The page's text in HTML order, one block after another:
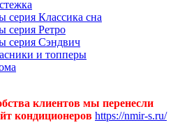
серия Классика сна
серия Ретро
серия Сэндвич
и топперы
клиентов мы перенесли
кондиционеров https://nmir-s.ru/